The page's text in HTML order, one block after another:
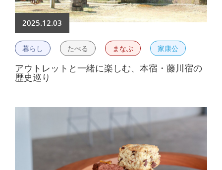
2025.12.03
暮らし たべる まなぶ 家康公
アウトレットと一緒に楽しむ、本宿・藤川宿の
歴史巡り